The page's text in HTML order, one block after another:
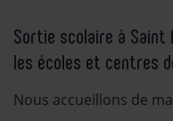
Sortie scolaire à
les écoles et centres
Nous accueillons de